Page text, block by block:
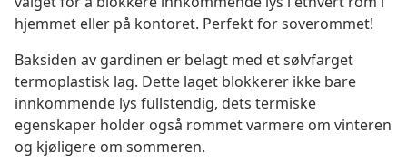
hjemmet eller på kontoret. Perfekt for soverommet!
Baksiden av gardinen er belagt med et sølvfarget
termoplastisk lag. Dette laget blokkerer ikke bare
innkommende lys fullstendig, dets termiske
egenskaper holder også rommet varmere om vinteren
og kjøligere om sommeren.